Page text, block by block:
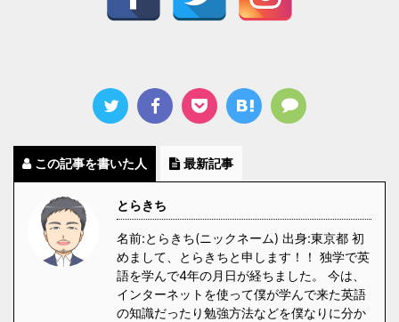
この記事を書いた人 最新記事
とらきち
名前:とらきち(ニックネーム) 出身:東京都 初
めまして、とらきちと申します！！ 独学で英
語を学んで4年の月日が経ちました。 今は、
インターネットを使って僕が学んで来た英語
の知識だったり勉強方法などを僕なりに分か